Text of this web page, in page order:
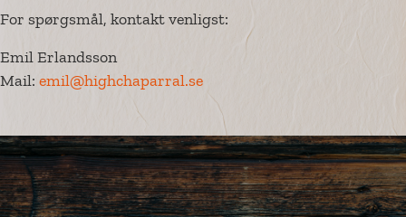
For spørgsmål, kontakt venligst:
Emil Erlandsson
Mail: emil@highchaparral.se